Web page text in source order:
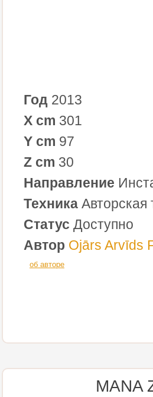
Год 2013
X cm 301
Y cm 97
Z cm 30
Направление
Техника Авторская
Статус Доступно
Автор Ojārs Arvīds
об авторе
MANA